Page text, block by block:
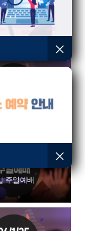
일 주일예배
주일예배
주일예배